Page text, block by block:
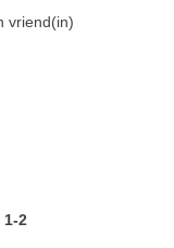
op de huid prettig
vriend(in)
1-2